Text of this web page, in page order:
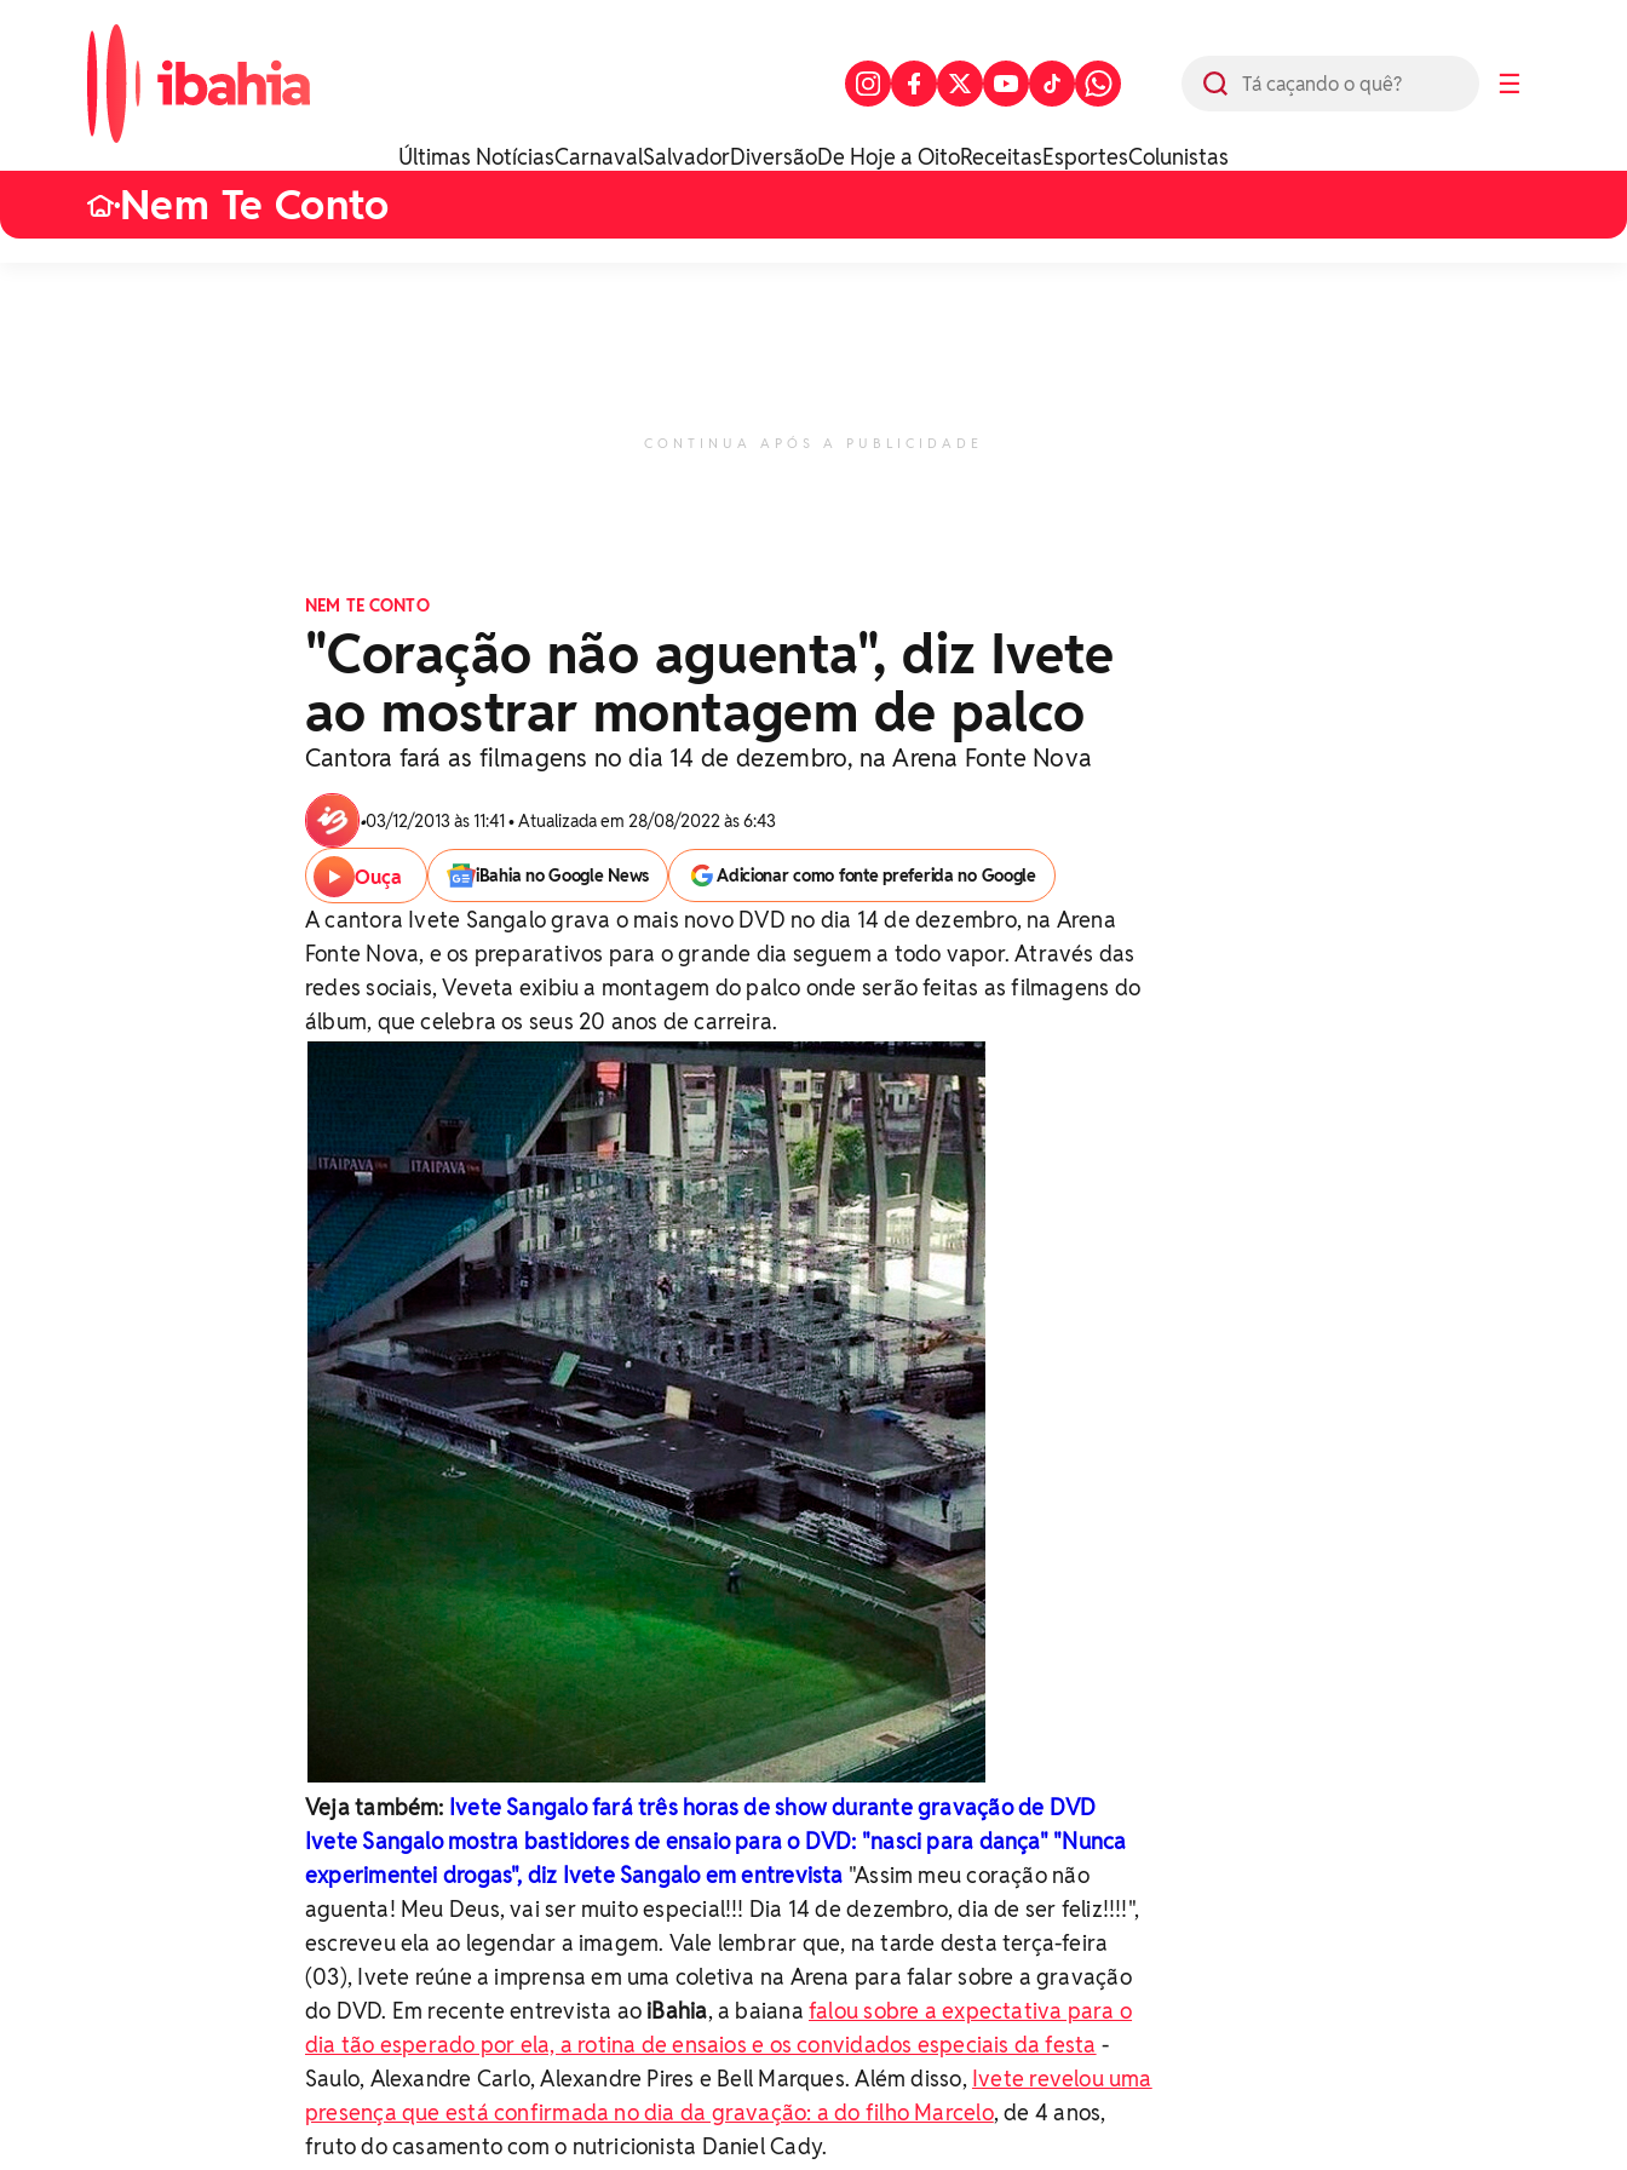
☰
Últimas NotíciasCarnavalSalvadorDiversãoDe Hoje a OitoReceitasEsportesColunistas
•Nem Te Conto
CONTINUA APÓS A PUBLICIDADE
NEM TE CONTO
"Coração não aguenta", diz Ivete
ao mostrar montagem de palco
Cantora fará as filmagens no dia 14 de dezembro, na Arena Fonte Nova
•03/12/2013 às 11:41 • Atualizada em 28/08/2022 às 6:43
Ouça iBahia no Google News Adicionar como fonte preferida no Google
A cantora Ivete Sangalo grava o mais novo DVD no dia 14 de dezembro, na Arena
Fonte Nova, e os preparativos para o grande dia seguem a todo vapor. Através das
redes sociais, Veveta exibiu a montagem do palco onde serão feitas as filmagens do
álbum, que celebra os seus 20 anos de carreira.
Veja também: Ivete Sangalo fará três horas de show durante gravação de DVD
Ivete Sangalo mostra bastidores de ensaio para o DVD: "nasci para dança" "Nunca
experimentei drogas", diz Ivete Sangalo em entrevista "Assim meu coração não
aguenta! Meu Deus, vai ser muito especial!!! Dia 14 de dezembro, dia de ser feliz!!!!",
escreveu ela ao legendar a imagem. Vale lembrar que, na tarde desta terça-feira
(03), Ivete reúne a imprensa em uma coletiva na Arena para falar sobre a gravação
do DVD. Em recente entrevista ao iBahia, a baianafalou sobre a expectativa para o
dia tão esperado por ela, a rotina de ensaios e os convidados especiais da festa -
Saulo, Alexandre Carlo, Alexandre Pires e Bell Marques. Além disso, Ivete revelou uma
presença que está confirmada no dia da gravação: a do filho Marcelo, de 4 anos,
fruto do casamento com o nutricionista Daniel Cady.